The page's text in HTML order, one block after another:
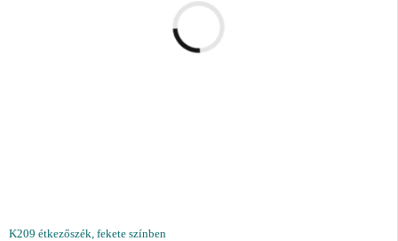
K209 étkezőszék, fekete színben